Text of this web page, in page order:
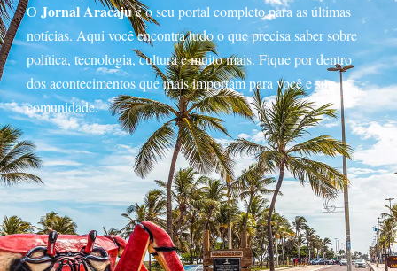
O Jornal Aracajué o seu portal completo para as últimas
notícias. Aqui você encontra tudo o que precisa saber sobre
política, tecnologia, cultura e muito mais. Fique por dentro
dos acontecimentos que mais importam para você e sua
comunidade.